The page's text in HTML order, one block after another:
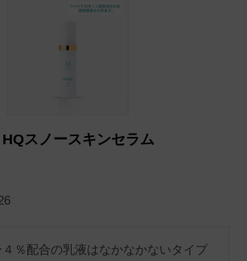
スノースキンセラム
％配合の乳液はなかなかないタイプ